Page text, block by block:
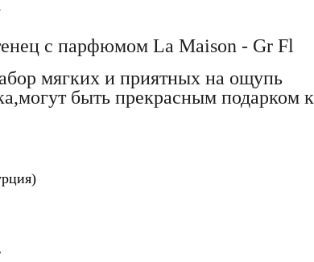
с парфюмом La Maison - Gr Fl
мягких и приятных на ощупь
быть прекрасным подарком к